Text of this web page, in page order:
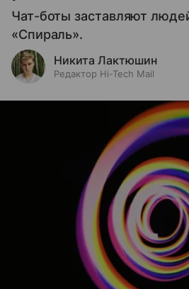
Чат-боты заставляют
«Спираль».
Никита Лактюшин
Редактор Hi-Tech Mail